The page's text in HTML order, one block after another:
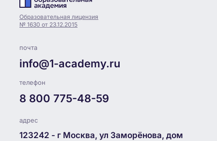
Образовательная лицензия
№ 1630 от 23.12.2015
почта
info@1-academy.ru
телефон
8 800 775-48-59
адрес
123242 - г Москва, ул Заморёнова, дом